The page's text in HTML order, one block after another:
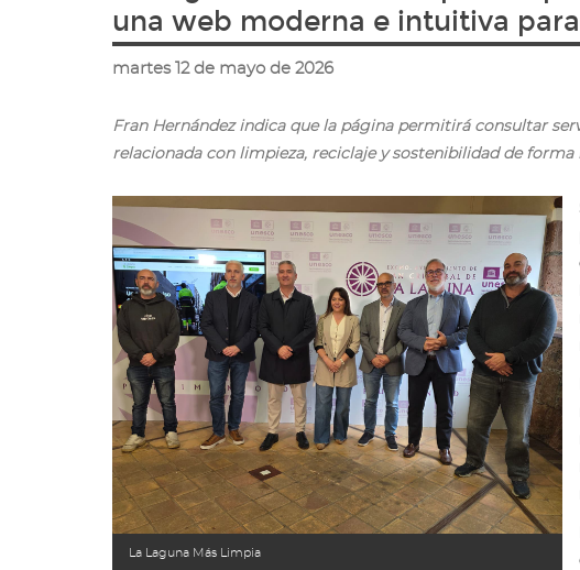
a
la
página
inicio
una web moderna e intuitiva
martes 12 de mayo de 2026
Fran Hernández indica que la página permitirá consultar
relacionada con limpieza, reciclaje y sostenibilidad de forma
La Laguna Más Limpia